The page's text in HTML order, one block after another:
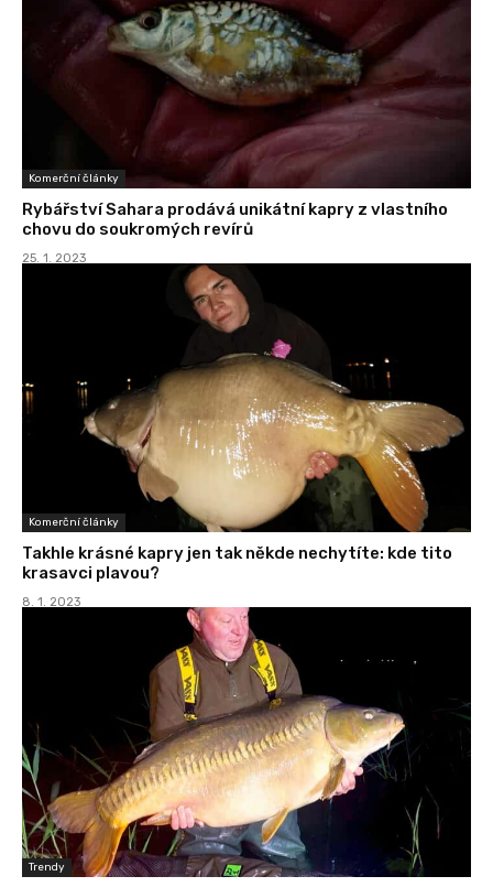
Komerční články
Rybářství Sahara prodává unikátní kapry z vlastního
chovu do soukromých revírů
25. 1. 2023
Komerční články
Takhle krásné kapry jen tak někde nechytíte: kde tito
krasavci plavou?
8. 1. 2023
Trendy